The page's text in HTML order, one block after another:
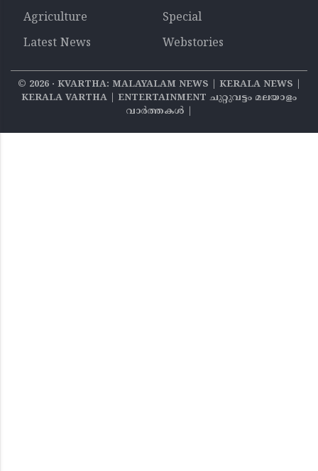
Agriculture
Special
Latest News
Webstories
© 2026‧ KVARTHA: MALAYALAM NEWS | KERALA NEWS |
KERALA VARTHA | ENTERTAINMENT ചുറ്റുവട്ടം മലയാളം
വാര്‍ത്തകൾ |